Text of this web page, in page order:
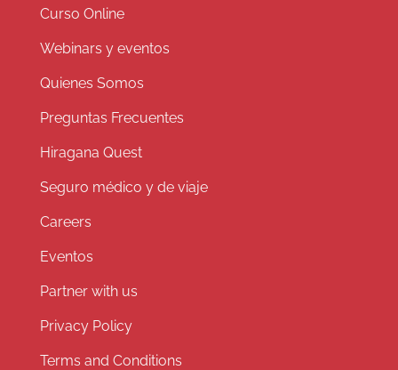
Curso Online
Webinars y eventos
Quienes Somos
Preguntas Frecuentes
Hiragana Quest
Seguro médico y de viaje
Careers
Eventos
Partner with us
Privacy Policy
Terms and Conditions